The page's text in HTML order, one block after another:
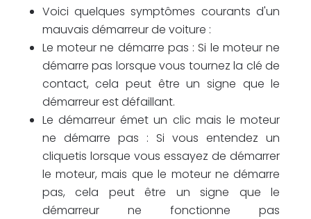
Voici quelques symptômes courants d'un
mauvais démarreur de voiture :
Le moteur ne démarre pas : Si le moteur ne
démarre pas lorsque vous tournez la clé de
contact, cela peut être un signe que le
démarreur est défaillant.
Le démarreur émet un clic mais le moteur
ne démarre pas : Si vous entendez un
cliquetis lorsque vous essayez de démarrer
le moteur, mais que le moteur ne démarre
pas, cela peut être un signe que le
démarreur ne fonctionne pas